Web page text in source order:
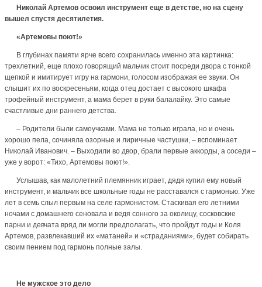
Николай Артемов освоил инструмент еще в детстве, но на сцену
вышел спустя десятилетия.
«Артемовы поют!»
В глубинах памяти ярче всего сохранилась именно эта картинка:
трехлетний, еще плохо говорящий мальчик стоит посреди двора с тонкой
щепкой и имитирует игру на гармони, голосом изображая ее звуки. Он
слышит их по воскресеньям, когда отец достает с высокого шкафа
трофейный инструмент, а мама берет в руки балалайку. Это самые
счастливые дни раннего детства.
– Родители были самоучками. Мама не только играла, но и очень
хорошо пела, сочиняла озорные и лиричные частушки, – вспоминает
Николай Иванович. – Выходили во двор, брали первые аккорды, а соседи –
уже у ворот: «Тихо, Артемовы поют!».
Услышав, как малолетний племянник играет, дядя купил ему новый
инструмент, и мальчик все школьные годы не расставался с гармонью. Уже
лет в семь слыл первым на селе гармонистом. Стаскивая его летними
ночами с домашнего сеновала и ведя сонного за околицу, сосковские
парни и девчата вряд ли могли предполагать, что пройдут годы и Коля
Артемов, развлекавший их «матаней» и «страданиями», будет собирать
своим пением под гармонь полные залы.
Не мужское это дело